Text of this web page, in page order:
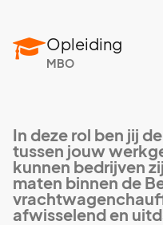
Opleiding
MBO
In deze rol ben jij
tussen jouw
kunnen bedrijven
maten binnen de
afwisselend en